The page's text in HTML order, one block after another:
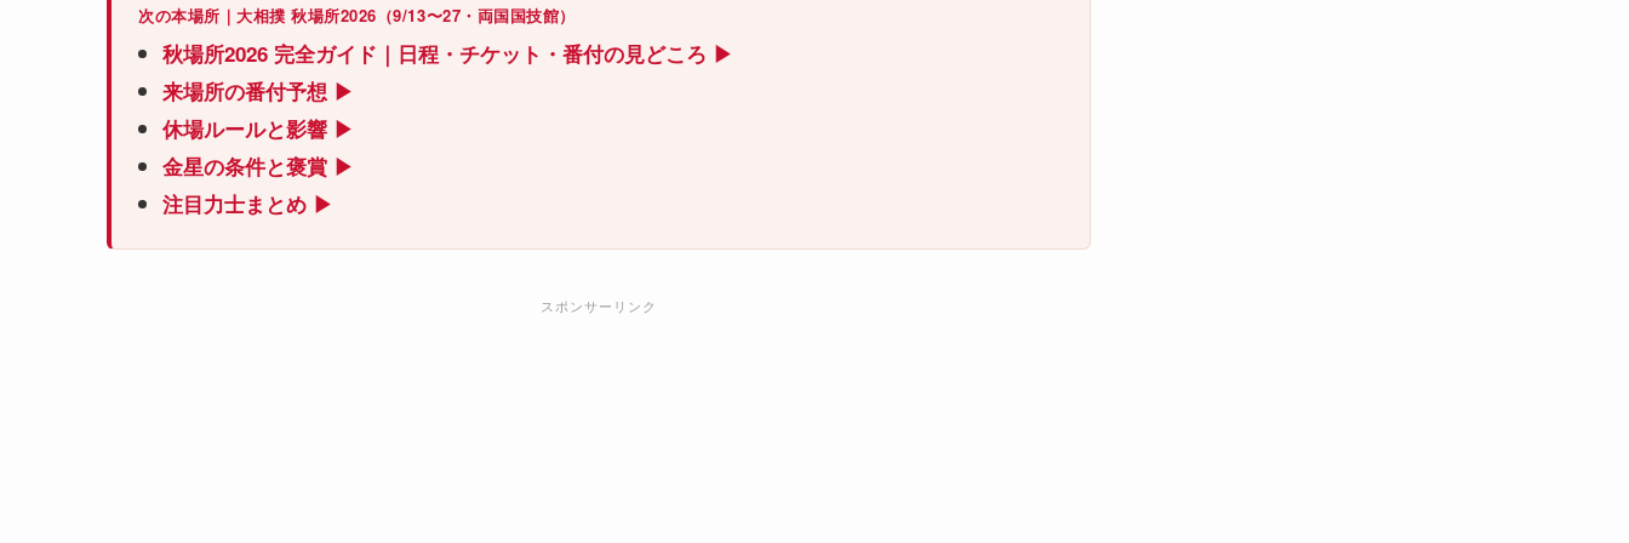
次の本場所｜大相撲 秋場所2026（9/13〜27・両国国技館）
秋場所2026 完全ガイド｜日程・チケット・番付の見どころ ▶
来場所の番付予想 ▶
休場ルールと影響 ▶
金星の条件と褒賞 ▶
注目力士まとめ ▶
スポンサーリンク